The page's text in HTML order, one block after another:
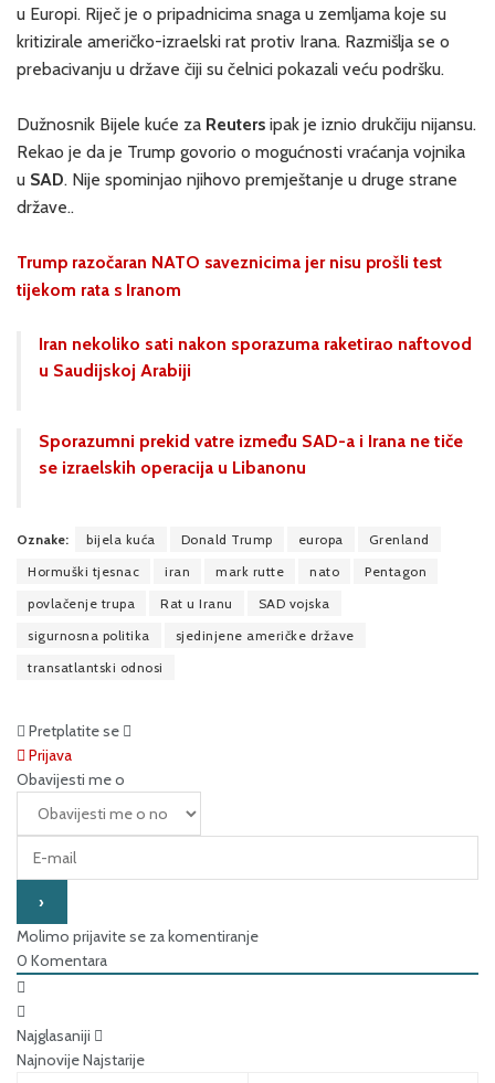
u Europi. Riječ je o pripadnicima snaga u zemljama koje su
kritizirale američko-izraelski rat protiv Irana. Razmišlja se o
prebacivanju u države čiji su čelnici pokazali veću podršku.
Dužnosnik Bijele kuće za Reuters ipak je iznio drukčiju nijansu.
Rekao je da je Trump govorio o mogućnosti vraćanja vojnika
u SAD. Nije spominjao njihovo premještanje u druge strane
države..
Trump razočaran NATO saveznicima jer nisu prošli test
tijekom rata s Iranom
Iran nekoliko sati nakon sporazuma raketirao naftovod
u Saudijskoj Arabiji
Sporazumni prekid vatre između SAD-a i Irana ne tiče
se izraelskih operacija u Libanonu
Oznake: bijela kuća Donald Trump europa
Grenland
Hormuški tjesnac
iran mark rutte nato
Pentagon
povlačenje trupa
Rat u Iranu
SAD vojska
sigurnosna politika
sjedinjene američke države
transatlantski odnosi
Pretplatite se
Prijava
Obavijesti me o
Molimo prijavite se za komentiranje
0 Komentara
Najglasaniji
NajnovijeNajstarije